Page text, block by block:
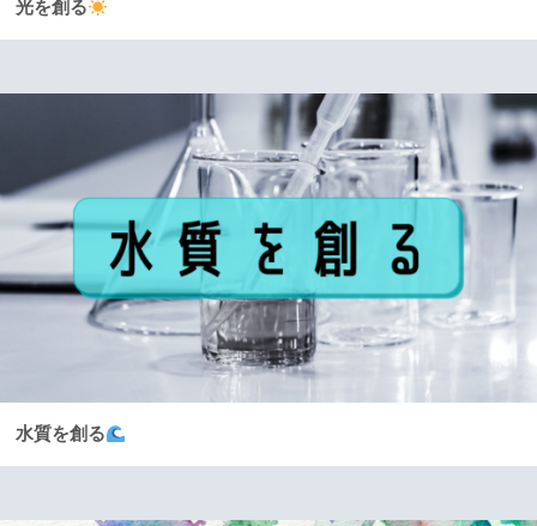
光を創る
水質を創る